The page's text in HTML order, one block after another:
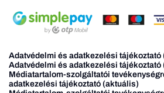
Adatvédelmi és adatkezelési tájékoztató
Adatvédelmi és adatkezelési tájékoztató
Médiatartalom-szolgáltatói
adatkezelési tájékoztató (aktuális)